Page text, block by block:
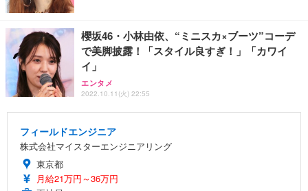
櫻坂46・小林由依、“ミニスカ×ブーツ”コーデ
で美脚披露！「スタイル良すぎ！」「カワイ
イ」
エンタメ
2022.10.11(火) 22:55
フィールドエンジニア
株式会社マイスターエンジニアリング
東京都
月給21万円～36万円